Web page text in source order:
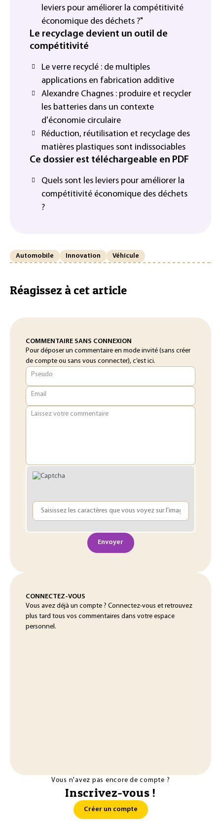
leviers pour améliorer la compétitivité
économique des déchets ?"
Le recyclage devient un outil de
compétitivité
Le verre recyclé : de multiples
applications en fabrication additive
Alexandre Chagnes : produire et recycler
les batteries dans un contexte
d'économie circulaire
Réduction, réutilisation et recyclage des
matières plastiques sont indissociables
Ce dossier est téléchargeable en PDF
Quels sont les leviers pour améliorer la
compétitivité économique des déchets
?
Automobile Innovation Véhicule
Réagissez à cet article
COMMENTAIRE SANS CONNEXION
Pour déposer un commentaire en mode invité (sans créer
de compte ou sans vous connecter), c’est ici.
Pseudo
Email
Laissez votre commentaire
Envoyer
CONNECTEZ-VOUS
Vous avez déjà un compte ? Connectez-vous et retrouvez
plus tard tous vos commentaires dans votre espace
personnel.
Vous n'avez pas encore de compte ?
Inscrivez-vous !
Créer un compte